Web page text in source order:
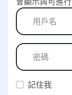
記住我